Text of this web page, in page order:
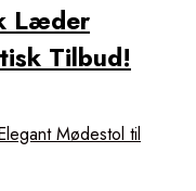
Læder
Tilbud!